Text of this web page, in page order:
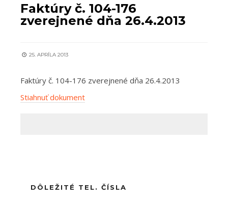
Faktúry č. 104-176
zverejnené dňa 26.4.2013
25. APRÍLA 2013
Faktúry č. 104-176 zverejnené dňa 26.4.2013
Stiahnuť dokument
DÔLEŽITÉ TEL. ČÍSLA